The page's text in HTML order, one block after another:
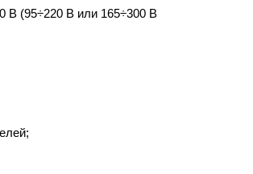
В (95÷220 В или 165÷300 В